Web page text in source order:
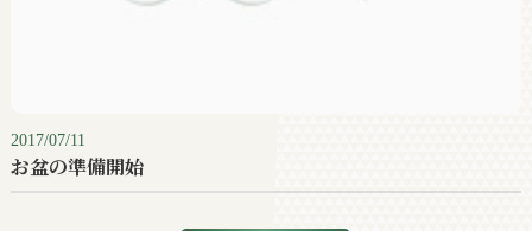
2017/07/11
お盆の準備開始